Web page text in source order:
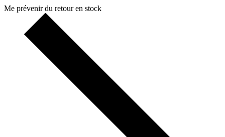
Me prévenir du retour en stock